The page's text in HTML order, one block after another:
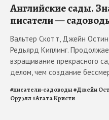
Английские сады.
писатели —
Вальтер Скотт, Джейн
Редьярд Киплинг.
взращивание прекрасного
делом, чем создание
#писатели-садоводы#Джейн
Оруэлл#Агата Кристи